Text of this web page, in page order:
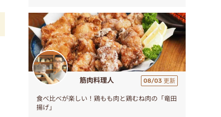
筋肉料理人 08/03 更新
食べ比べが楽しい！鶏もも肉と鶏むね肉の「竜田
揚げ」